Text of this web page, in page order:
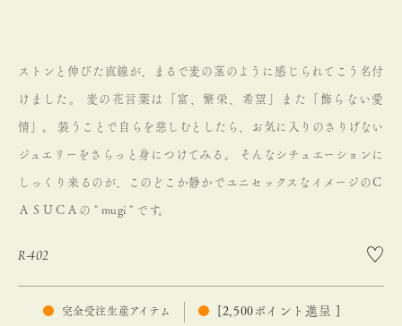
ストンと伸びた直線が、まるで麦の茎のように感じられてこう名付
けました。 麦の花言葉は「富、繁栄、希望」また「飾らない愛
情」。 装うことで自らを慈しむとしたら、お気に入りのさりげない
ジュエリーをさらっと身につけてみる。 そんなシチュエーションに
しっくり来るのが、このどこか静かでユニセックスなイメージのＣ
ＡＳＵＣＡの " mugi " です。
R-402
完全受注生産アイテム 2,500 ポイント進呈 ]